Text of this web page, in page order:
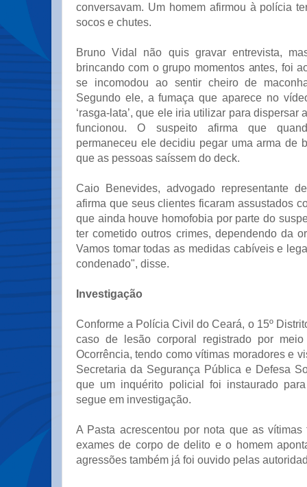
conversavam. Um homem afirmou à polícia
socos e chutes.
Bruno Vidal não quis gravar entrevista,
brincando com o grupo momentos antes, foi
se incomodou ao sentir cheiro de
Segundo ele, a fumaça que aparece no
‘rasga-lata’, que ele iria utilizar para dispersar
funcionou. O suspeito afirma que
permaneceu ele decidiu pegar uma arma de
que as pessoas saíssem do deck.
Caio Benevides, advogado representante
afirma que seus clientes ficaram assustados
que ainda houve homofobia por parte do
ter cometido outros crimes, dependendo da
Vamos tomar todas as medidas cabíveis e
condenado", disse.
Investigação
Conforme a Polícia Civil do Ceará, o 15º
caso de lesão corporal registrado por
Ocorrência, tendo como vítimas moradores e
Secretaria da Segurança Pública e Defesa
que um inquérito policial foi instaurado
segue em investigação.
A Pasta acrescentou por nota que as vítimas
exames de corpo de delito e o homem
agressões também já foi ouvido pelas